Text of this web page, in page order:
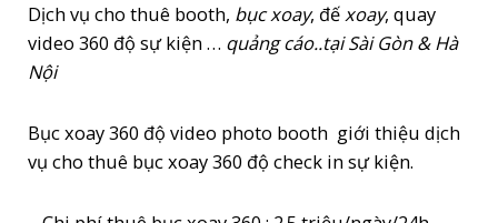
Dịch vụ cho thuê booth, bục xoay, đếxoay, quay
video 360 độ sự kiện … quảng cáo..tại Sài Gòn & Hà
Nội
Bục xoay 360 độ video photo booth giới thiệu dịch
vụ cho thuê bục xoay 360 độ check in sự kiện.